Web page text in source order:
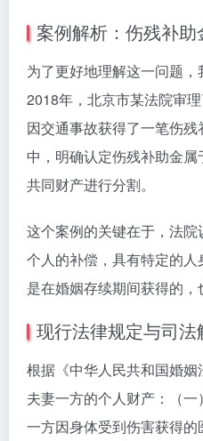
案例解析：伤残补助
为了更好地理解这一问题，
2018年，北京市某法院审
因交通事故获得了一笔伤
中，明确认定伤残补助金
共同财产进行分割。
这个案例的关键在于，法
个人的补偿，具有特定的
是在婚姻存续期间获得的，
现行法律规定与司法
根据《中华人民共和国婚
夫妻一方的个人财产：（一
一方因身体受到伤害获得